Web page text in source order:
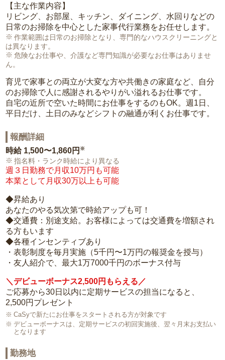
【主な作業内容】
リビング、お部屋、キッチン、ダイニング、水回りなどの
日常のお掃除を中心とした家事代行業務をお任せします。
作業範囲は日常のお掃除となり、専門的なハウスクリーニングと
は異なります。
危険なお仕事や、介護など専門知識が必要なお仕事はありませ
ん。
育児で家事との両立が大変な方や共働きの家庭など、自分
のお掃除で人に感謝されるやりがい溢れるお仕事です。
自宅の近所で空いた時間にお仕事をするのもOK。週1日、
平日だけ、土日のみなどシフトの融通が利くお仕事です。
報酬詳細
時給 1,500〜1,860円 ※
指名料・ランク時給により異なる
週３日勤務で月収10万円も可能
本業として月収30万以上も可能
◆昇給あり
あなたのやる気次第で時給アップも可！
◆交通費：別途支給。お客様によっては交通費を増額され
る方もいます
◆各種インセンティブあり
・表彰制度を毎月実施（5千円〜1万円の報奨金を授与）
・友人紹介で、最大1万7000千円のボーナス付与
＼デビューボーナス2,500円もらえる／
ご応募から30日以内に定期サービスの担当になると、
2,500円プレゼント
CaSyで新たにお仕事をスタートされる方が対象です
デビューボーナスは、定期サービスの初回実施後、翌々月末お支払い
となります
勤務地